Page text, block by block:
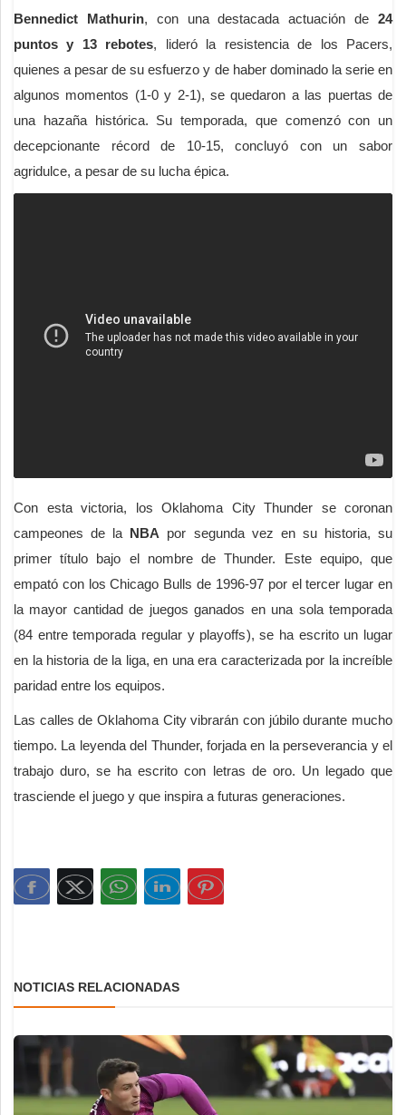
Bennedict Mathurin, con una destacada actuación de24
puntos y 13 rebotes, lideró la resistencia de los Pacers,
quienes a pesar de su esfuerzo y de haber dominado la serie en
algunos momentos (1-0 y 2-1), se quedaron a las puertas de
una hazaña histórica. Su temporada, que comenzó con un
decepcionante récord de 10-15, concluyó con un sabor
agridulce, a pesar de su lucha épica.
Con esta victoria, los Oklahoma City Thunder se coronan
campeones de la NBA por segunda vez en su historia, su
primer título bajo el nombre de Thunder. Este equipo, que
empató con los Chicago Bulls de 1996-97 por el tercer lugar en
la mayor cantidad de juegos ganados en una sola temporada
(84 entre temporada regular y playoffs), se ha escrito un lugar
en la historia de la liga, en una era caracterizada por la increíble
paridad entre los equipos.
Las calles de Oklahoma City vibrarán con júbilo durante mucho
tiempo. La leyenda del Thunder, forjada en la perseverancia y el
trabajo duro, se ha escrito con letras de oro. Un legado que
trasciende el juego y que inspira a futuras generaciones.
NOTICIAS RELACIONADAS